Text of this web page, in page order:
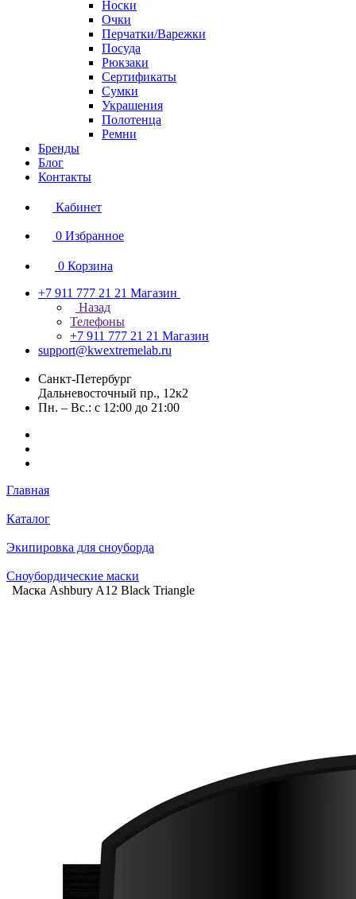
Носки
Очки
Перчатки/Варежки
Посуда
Рюкзаки
Сертификаты
Сумки
Украшения
Полотенца
Ремни
Бренды
Блог
Контакты
Кабинет
0 Избранное
0 Корзина
+7 911 777 21 21 Магазин
Назад
Телефоны
+7 911 777 21 21 Магазин
support@kwextremelab.ru
Санкт-Петербург
Дальневосточный пр., 12к2
Пн. – Вс.: с 12:00 до 21:00
Главная
Каталог
Экипировка для сноуборда
Сноубордические маски
Маска Ashbury A12 Black Triangle